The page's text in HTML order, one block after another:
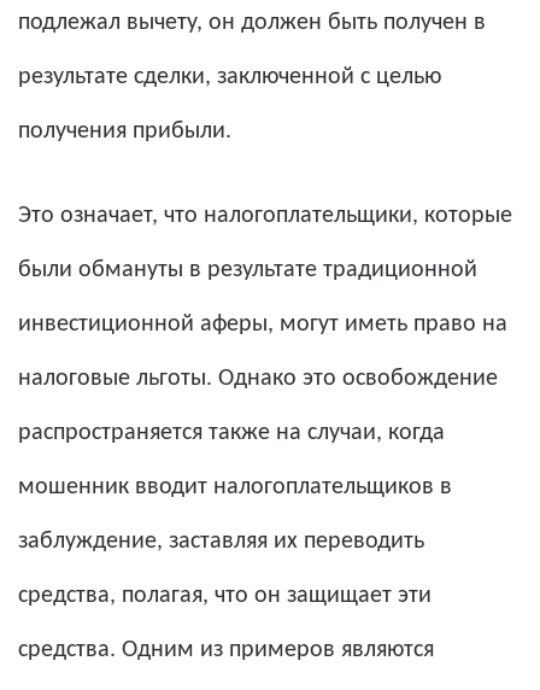
подлежал вычету, он должен быть получен в
результате сделки, заключенной с целью
получения прибыли.
Это означает, что налогоплательщики, которые
были обмануты в результате традиционной
инвестиционной аферы, могут иметь право на
налоговые льготы. Однако это освобождение
распространяется также на случаи, когда
мошенник вводит налогоплательщиков в
заблуждение, заставляя их переводить
средства, полагая, что он защищает эти
средства. Одним из примеров являются